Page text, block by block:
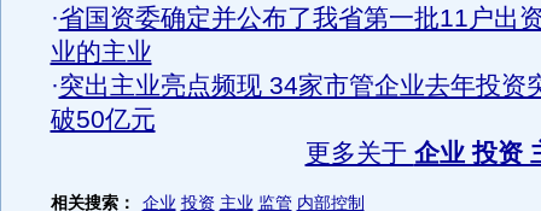
·省国资委确定并公布了我省第一批11户出
业的主业
·突出主业亮点频现 34家市管企业去年投资
破50亿元
更多关于 企业 投资
相关搜索： 企业 投资 主业 监管 内部控制